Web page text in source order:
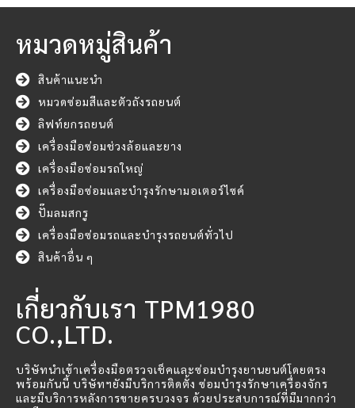
หมวดหมู่สินค้า
สินค้าแนะนำ
หมวดซ่อมสีและตัวถังรถยนต์
ลิฟท์ยกรถยนต์
เครื่องมือซ่อมช่วงล้อและยาง
เครื่องมือซ่อมรถใหญ่
เครื่องมือซ่อมและบำรุงรักษามอเตอร์ไซค์
ปั๊มลมสกรู
เครื่องมือซ่อมรถและบำรุงรถยนต์ทั่วไป
สินค้าอื่น ๆ
เกี่ยวกับเรา TPM1980
CO.,LTD.
บริษัทนำเข้าเครื่องมือตรวจเช็คและซ่อมบำรุงยานยนต์โดยตรง
พร้อมกันนี้ บริษัทฯยังมีบริการติดตั้ง ซ่อมบำรุงรักษาเครื่องจักร
และมีบริการหลังการขายครบวงจร ด้วยประสบการณ์ที่มีมากกว่า